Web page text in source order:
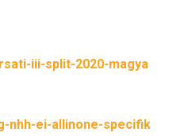
iii-split-2020-magya
nhh-ei-allinone-specifik